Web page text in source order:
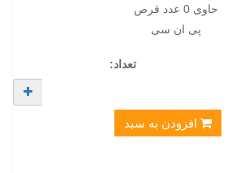
حاوی 0 عدد قرص
پی ان سی
تعداد:
افزودن به سبد